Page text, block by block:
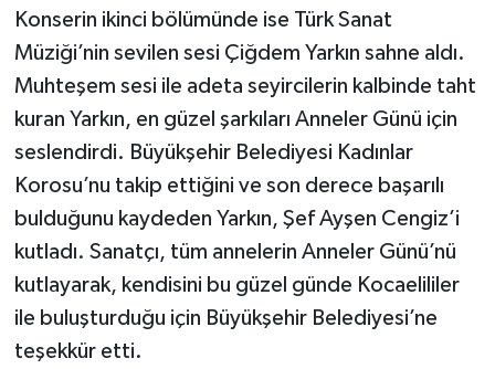
Konserin ikinci bölümünde ise Türk Sanat
Müziği’nin sevilen sesi Çiğdem Yarkın sahne aldı.
Muhteşem sesi ile adeta seyircilerin kalbinde taht
kuran Yarkın, en güzel şarkıları Anneler Günü için
seslendirdi. Büyükşehir Belediyesi Kadınlar
Korosu’nu takip ettiğini ve son derece başarılı
bulduğunu kaydeden Yarkın, Şef Ayşen Cengiz’i
kutladı. Sanatçı, tüm annelerin Anneler Günü’nü
kutlayarak, kendisini bu güzel günde Kocaelililer
ile buluşturduğu için Büyükşehir Belediyesi’ne
teşekkür etti.